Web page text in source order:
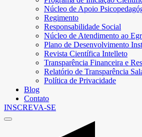
Núcleo de Apoio
Regimento
Responsabilidade Social
Núcleo de Atendimento ao
Plano de Desenvolvimento
Revista Científica Intelleto
Transparência Financeira e
Relatório de Transparência
Política de Privacidade
Blog
Contato
INSCREVA-SE